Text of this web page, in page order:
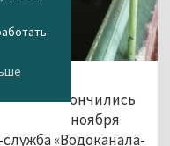
(ЧГУ) закончились
с ноября
«Водоканала-